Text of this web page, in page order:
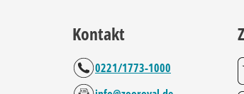
Kontakt
0221/1773-1000